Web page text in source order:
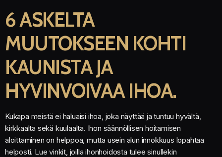
6 ASKELTA
MUUTOKSEEN KOHTI
KAUNISTA JA
HYVINVOIVAA IHOA.
Kukapa meistä ei haluaisi ihoa, joka näyttää ja tuntuu hyvältä,
kirkkaalta sekä kuulaalta. Ihon säännöllisen hoitamisen
aloittaminen on helppoa, mutta usein alun innokkuus lopahtaa
helposti. Lue vinkit, joilla ihonhoidosta tulee sinullekin